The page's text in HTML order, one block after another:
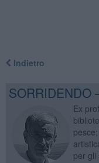
Indietro
Ex
per gli